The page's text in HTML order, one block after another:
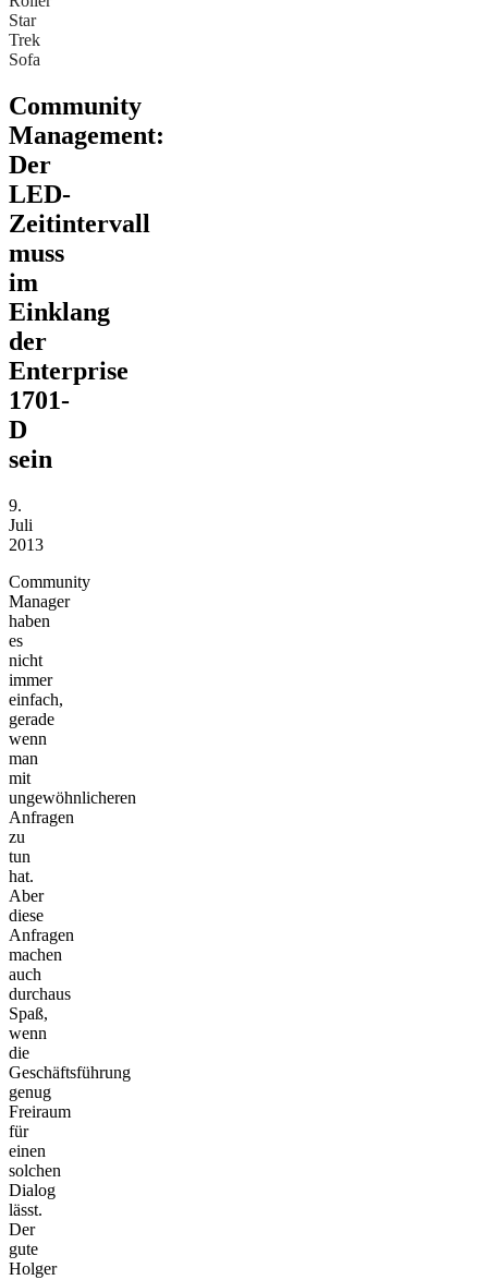
Community
Management:
Der
LED-
Zeitintervall
muss
im
Einklang
der
Enterprise
1701-
D
sein
9.
Juli
2013
Community
Manager
haben
es
nicht
immer
einfach,
gerade
wenn
man
mit
ungewöhnlicheren
Anfragen
zu
tun
hat.
Aber
diese
Anfragen
machen
auch
durchaus
Spaß,
wenn
die
Geschäftsführung
genug
Freiraum
für
einen
solchen
Dialog
lässt.
Der
gute
Holger